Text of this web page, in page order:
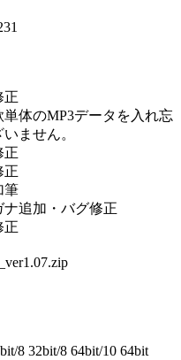
正
体のMP3データを入れ忘
ません。
正
正
筆
追加・バグ修正
正
8 32bit/8 64bit/10 64bit